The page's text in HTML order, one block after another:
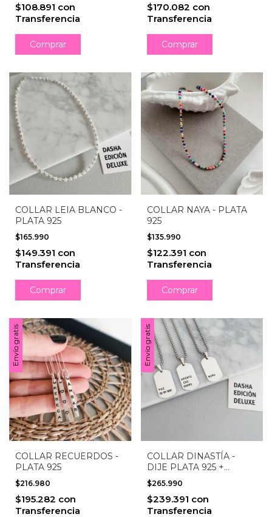
$108.891 con
Transferencia
Comprar
$170.082 con
Transferencia
COLLAR LEIA BLANCO -
PLATA 925
$165.990
$149.391 con
Transferencia
COLLAR NAYA - PLATA
925
$135.990
$122.391 con
Transferencia
Envío gratis
COLLAR RECUERDOS -
PLATA 925
$216.980
$195.282 con
Transferencia
Envío gratis
COLLAR DINASTÍA -
DIJE PLATA 925 +
CADENA ACERO
QUIRÚRGICO
$265.990
$239.391 con
Transferencia